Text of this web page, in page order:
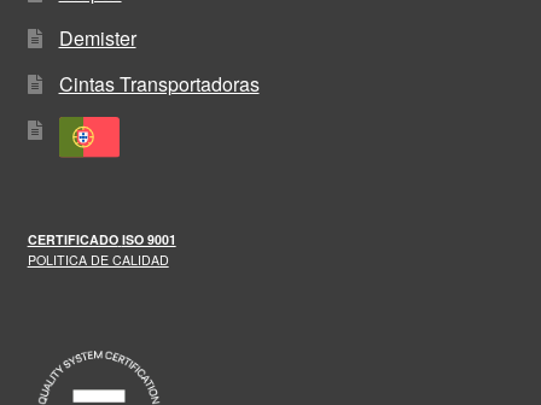
Demister
Cintas Transportadoras
CERTIFICADO ISO 9001
POLITICA DE CALIDAD